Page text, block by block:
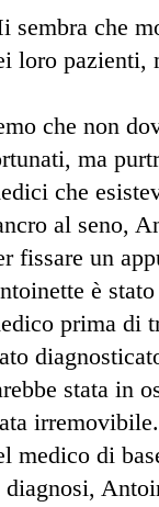
sembra che
loro pazienti,
che non
ma
che
al seno,
fissare un
è
prima di
stata in
medico di
diagnosi,